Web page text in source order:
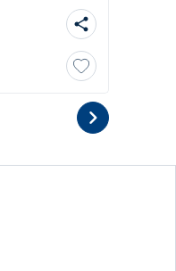
share
chevron_right